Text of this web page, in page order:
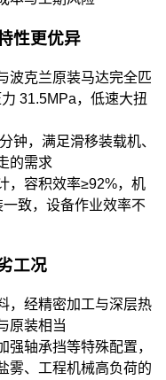
性更优异
波克兰原装马达完全匹
31.5MPa，低速大扭
钟，满足滑移装载机、
的需求
，容积效率≥92%，机
致，设备作业效率不
工况
，经精密加工与深层热
原装相当
轴承挡等特殊配置，
雾、工程机械高负荷的